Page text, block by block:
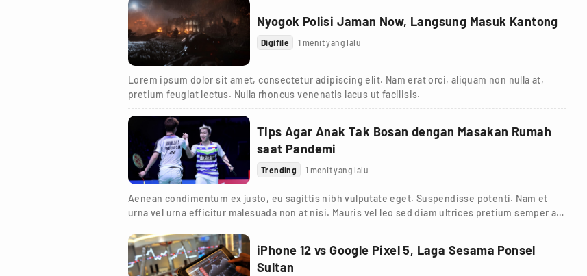
Nyogok Polisi Jaman Now, Langsung Masuk Kantong
Digifile 1 menit yang lalu
Lorem ipsum dolor sit amet, consectetur adipiscing elit. Nam erat orci, aliquam non nulla at,
pretium feugiat lectus. Nulla rhoncus venenatis lacus ut facilisis.
Tips Agar Anak Tak Bosan dengan Masakan Rumah
saat Pandemi
Trending 1 menit yang lalu
Aenean condimentum ex justo, eu sagittis nibh vulputate eget. Suspendisse potenti. Nam et
urna vel urna efficitur malesuada non at nisi. Mauris vel leo sed diam ultrices pretium semper a
turpis.
iPhone 12 vs Google Pixel 5, Laga Sesama Ponsel
Sultan